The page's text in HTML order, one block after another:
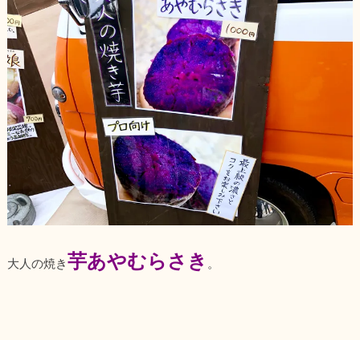
大人の焼き芋あやむらさき 。